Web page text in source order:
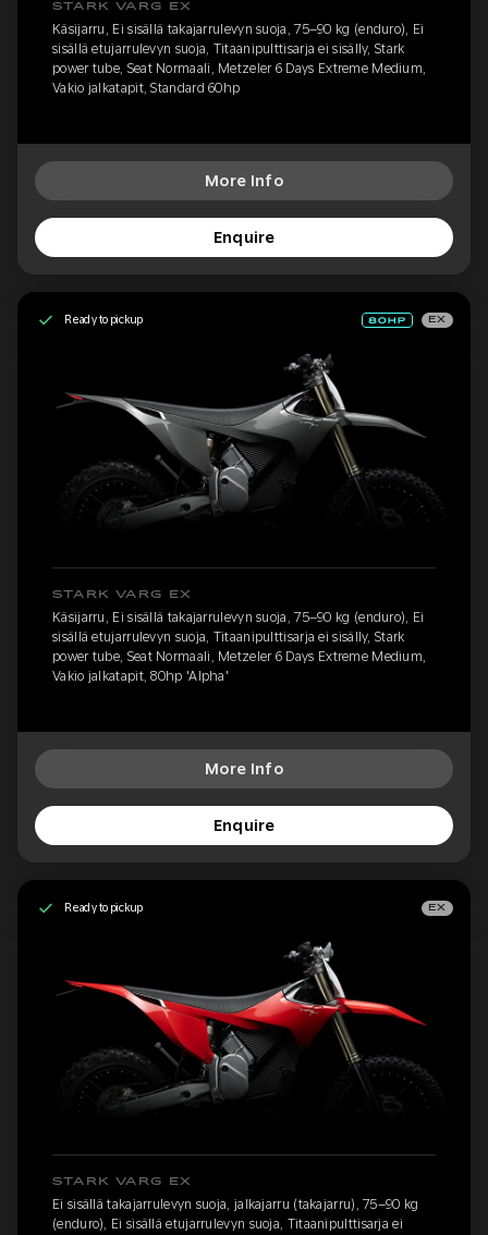
STARK VARG EX
Käsijarru, Ei sisällä takajarrulevyn suoja, 75–90 kg (enduro), Ei
sisällä etujarrulevyn suoja, Titaanipulttisarja ei sisälly, Stark
power tube, Seat Normaali, Metzeler 6 Days Extreme Medium,
Vakio jalkatapit, Standard 60hp
More Info
Enquire
Ready to pickup EX
STARK VARG EX
Käsijarru, Ei sisällä takajarrulevyn suoja, 75–90 kg (enduro), Ei
sisällä etujarrulevyn suoja, Titaanipulttisarja ei sisälly, Stark
power tube, Seat Normaali, Metzeler 6 Days Extreme Medium,
Vakio jalkatapit, 80hp 'Alpha'
More Info
Enquire
Ready to pickup EX
STARK VARG EX
Ei sisällä takajarrulevyn suoja, jalkajarru (takajarru), 75–90 kg
(enduro), Ei sisällä etujarrulevyn suoja, Titaanipulttisarja ei